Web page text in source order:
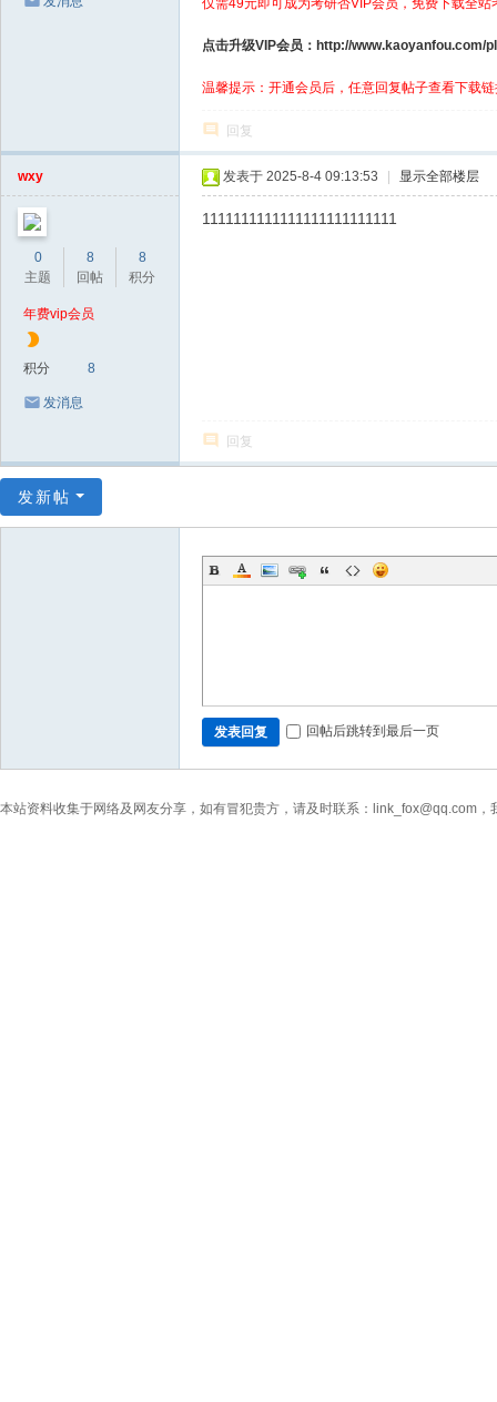
仅需49元即可成为考研否VIP会员，免费下载全站
点击升级VIP会员：http://www.kaoyanfou.com/
温馨提示：开通会员后，任意回复帖子查看下载
回复
wxy
0
主题
8
回帖
8
积分
年费vip会员
积分 8
发消息
发表于 2025-8-4 09:13:53 显示全部楼层
1111111111111111111111111
回复
发新帖
发表回复 回帖后跳转到最后一页
本站资料收集于网络及网友分享，如有冒犯贵方，请及时联系：link_fox@qq.com，